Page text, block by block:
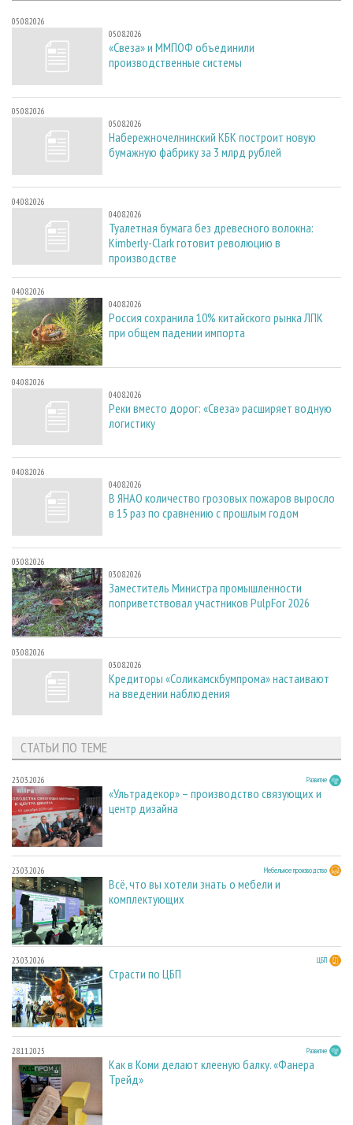
05.08.2026
05.08.2026
«Свеза» и ММПОФ объединили
производственные системы
05.08.2026
05.08.2026
Набережночелнинский КБК построит новую
бумажную фабрику за 3 млрд рублей
04.08.2026
04.08.2026
Туалетная бумага без древесного волокна:
Kimberly-Clark готовит революцию в
производстве
04.08.2026
04.08.2026
Россия сохранила 10% китайского рынка ЛПК
при общем падении импорта
04.08.2026
04.08.2026
Реки вместо дорог: «Свеза» расширяет водную
логистику
04.08.2026
04.08.2026
В ЯНАО количество грозовых пожаров выросло
в 15 раз по сравнению с прошлым годом
03.08.2026
03.08.2026
Заместитель Министра промышленности
поприветствовал участников PulpFor 2026
03.08.2026
03.08.2026
Кредиторы «Соликамскбумпрома» настаивают
на введении наблюдения
СТАТЬИ ПО ТЕМЕ
23.03.2026 Развитие
«Ультрадекор» – производство связующих и
центр дизайна
23.03.2026 Мебельное производство
Всё, что вы хотели знать о мебели и
комплектующих
23.03.2026 ЦБП
Страсти по ЦБП
28.11.2025 Развитие
Как в Коми делают клееную балку. «Фанера
Трейд»